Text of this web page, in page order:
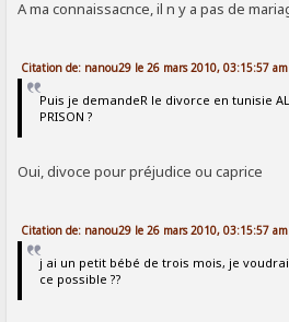
A ma connaissacnce, il n y a pas de
Citation de: nanou29 le 26 mars 2010, 03:15:57
Puis je demandeR le divorce en tunisie
PRISON ?
Oui, divoce pour préjudice ou caprice
Citation de: nanou29 le 26 mars 2010, 03:15:57
j ai un petit bébé de trois mois, je
ce possible ??